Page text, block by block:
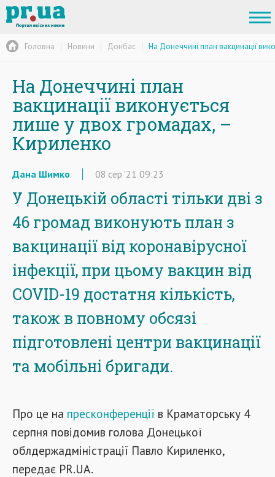
Головна Новини Донбас На Донеччині план вакцинації
На Донеччині план
вакцинації виконується
лише у двох громадах, –
Кириленко
Дана Шимко 08 сер '21 09:23
У Донецькій області тільки дві з
46 громад виконують план з
вакцинації від коронавірусної
інфекції, при цьому вакцин від
COVID-19 достатня кількість,
також в повному обсязі
підготовлені центри вакцинації
та мобільні бригади.
Про це на пресконференції в Краматорську 4
серпня повідомив голова Донецької
облдержадміністрації Павло Кириленко,
передає PR.UA.